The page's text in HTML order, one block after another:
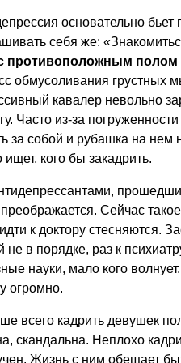
основательно
себя же:
противоположным полом
обмусоливания грустных
кавалер невольно
Часто из-за
за собой и рубашка на нем
кого бы закадрить.
Сейчас
к доктору стесняются.
не в порядке, раз к
науки, мало кого
огромно.
всего кадрить девушек
скандальна. Неплохо
Жизнь с ним обещает